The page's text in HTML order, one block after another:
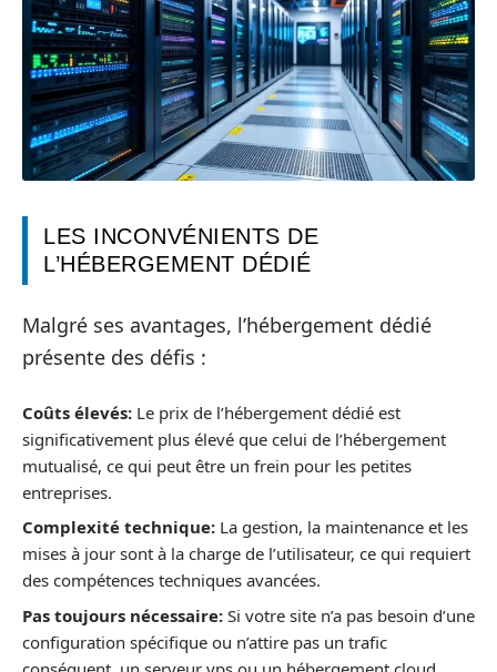
LES INCONVÉNIENTS DE
L’HÉBERGEMENT DÉDIÉ
Malgré ses avantages, l’hébergement dédié
présente des défis :
Coûts élevés: Le prix de l’hébergement dédié est
significativement plus élevé que celui de l’hébergement
mutualisé, ce qui peut être un frein pour les petites
entreprises.
Complexité technique: La gestion, la maintenance et les
mises à jour sont à la charge de l’utilisateur, ce qui requiert
des compétences techniques avancées.
Pas toujours nécessaire: Si votre site n’a pas besoin d’une
configuration spécifique ou n’attire pas un trafic